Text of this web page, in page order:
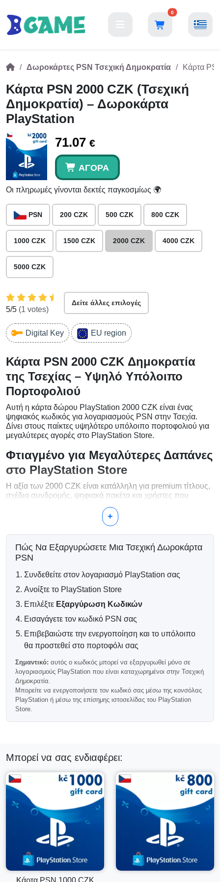
0
Δωροκάρτες PSN Τσεχική Δημοκρατία Κάρτα
Κάρτα PSN 2000 CZK (Τσεχική
Δημοκρατία) – Δωροκάρτα
PlayStation
71.07 €
ΑΓΟΡΆ
Οι πληρωμές γίνονται δεκτές παγκοσμίως 🌍
PSN 200 CZK 500 CZK 800 CZK
1000 CZK 1500 CZK 2000 CZK 4000 CZK
5000 CZK
5/5 (1 votes)
Δείτε άλλες επιλογές
Digital Key EU region
Κάρτα PSN 2000 CZK Δημοκρατία
της Τσεχίας – Υψηλό Υπόλοιπο
Πορτοφολιού
Αυτή η κάρτα δώρου PlayStation 2000 CZK είναι ένας
ψηφιακός κωδικός για λογαριασμούς PSN στην Τσεχία.
Δίνει στους παίκτες υψηλότερο υπόλοιπο πορτοφολιού για
μεγαλύτερες αγορές στο PlayStation Store.
Φτιαγμένο για Μεγαλύτερες Δαπάνες
στο PlayStation Store
Η αξία των 2000 CZK είναι κατάλληλη για premium τίτλους,
σχέδια συνδρομής, ψηφιακά πακέτα και χρήστες που
Τι Μπορείτε να Αγοράσετε με 2000
CZK;
Deluxe και premium εκδόσεις
Μεγάλες πακέτες DLC και πάσο επεκτάσεων
Διαθέσιμες in-game νομισματικές μονάδες και
Λιγότερες Ανανεώσεις, Περισσότερη
Ευελιξία
Ένα μεγαλύτερο ποσό πορτοφολιού PSN βοηθά στη
μείωση των επαναλαμβανόμενων μικρών ανανεώσεων και
κρατά τον τσεχικό λογαριασμό PlayStation σας έτοιμο για
επερχόμενες κυκλοφορίες, εκπτώσεις και ανανεώσεις
συνδρομών.
Αυτόματη Ψηφιακή Παράδοση
περισσότερες παραγγελίες επεξεργάζονται αυτόματα και
αποστέλλονται σύντομα μετά την ολοκλήρωση της αγοράς.
Συμβατότητα Περιοχής
Σημαντικό:
αυτός ο κωδικός λειτουργεί μόνο με
λογαριασμούς PlayStation που είναι εγγεγραμμένοι στην
Δεν μπορεί να εξαργυρωθεί σε λογαριασμούς από άλλες
Συχνές Ερωτήσεις
+
Πώς Να Εξαργυρώσετε Μια Τσεχική Δωροκάρτα
PSN
Συνδεθείτε στον λογαριασμό PlayStation σας
Ανοίξτε το PlayStation Store
Επιλέξτε Εξαργύρωση Κωδικών
Εισαγάγετε τον κωδικό PSN σας
Επιβεβαιώστε την ενεργοποίηση και το υπόλοιπο
θα προστεθεί στο πορτοφόλι σας
Σημαντικό: αυτός ο κωδικός μπορεί να εξαργυρωθεί μόνο σε
λογαριασμούς PlayStation που είναι καταχωρημένοι στην Τσεχική
Δημοκρατία.
Μπορείτε να ενεργοποιήσετε τον κωδικό σας μέσω της κονσόλας
PlayStation ή μέσω της επίσημης ιστοσελίδας του PlayStation
Store.
Μπορεί να σας ενδιαφέρει:
Κάρτα PSN 1000 CZK